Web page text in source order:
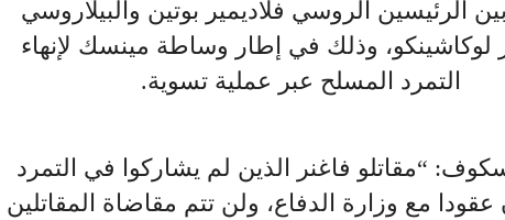
بين الرئيسين الروسي فلاديمير بوتين والبيلاروسي
لوكاشينكو، وذلك في إطار وساطة مينسك لإنهاء
التمرد المسلح عبر عملية تسوية.
“مقاتلو فاغنر الذين لم يشاركوا في التمرد
مع وزارة الدفاع، ولن تتم مقاضاة المقاتلين